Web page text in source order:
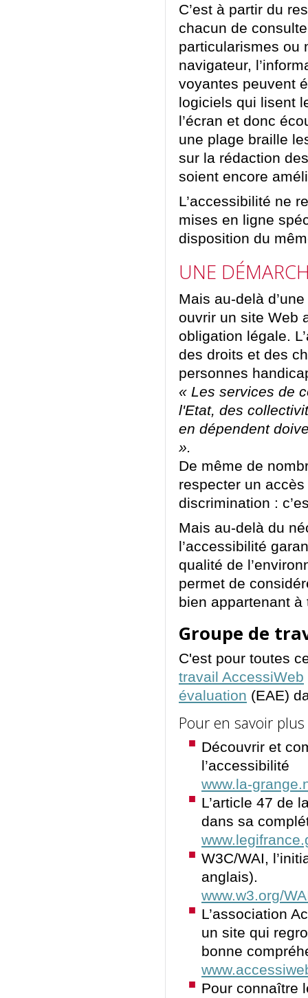
C’est à partir du
chacun de
particularismes ou
navigateur,
voyantes peuvent
logiciels qui lisent
l’écran et donc
une plage braille
sur la rédaction
soient encore
L’accessibilité ne
mises en ligne
disposition du
UNE
Mais au-delà
ouvrir un site Web
obligation légale.
des droits et des
personnes
« Les services de
l'Etat, des
en dépendent
».
De même de
respecter un
discrimination :
Mais au-delà du
l’accessibilité
qualité de
permet de
bien appartenant
Groupe de
C'est pour toutes
travail AccessiWeb
évaluation (EAE)
Pour en savoir
Découvrir et
l’accessibilité
www.la-
L’article 47 de
dans sa
W3C/WAI,
anglais).
www.w3.org/
L’association
un site qui
bonne
Pour connaître